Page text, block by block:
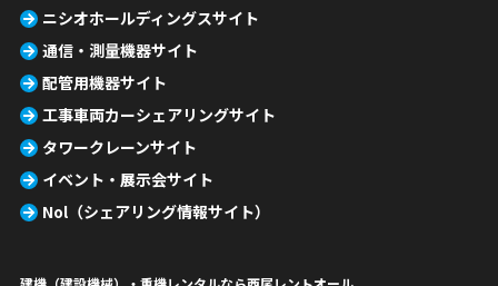
ニシオホールディングスサイト
通信・測量機器サイト
配管用機器サイト
工事車両カーシェアリングサイト
タワークレーンサイト
イベント・展示会サイト
Nol（シェアリング情報サイト）